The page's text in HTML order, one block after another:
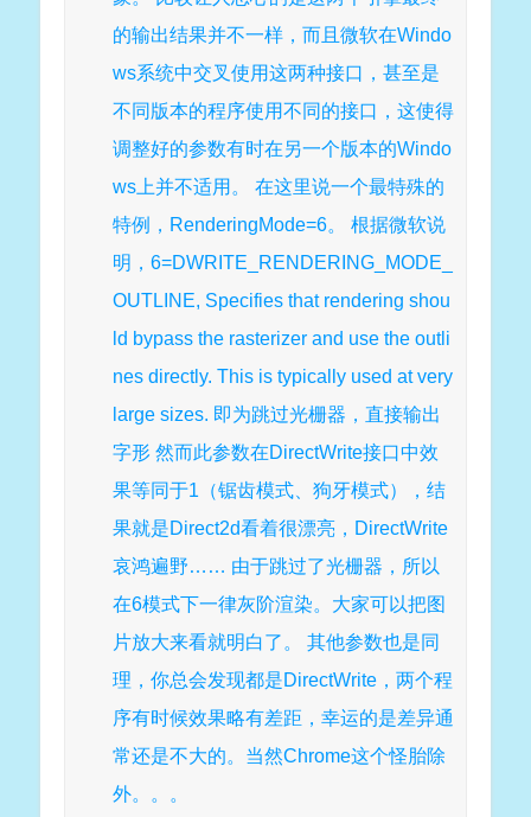
的输出结果并不一样，而且微软在Windo
ws系统中交叉使用这两种接口，甚至是
不同版本的程序使用不同的接口，这使得
调整好的参数有时在另一个版本的Windo
ws上并不适用。 在这里说一个最特殊的
特例，RenderingMode=6。 根据微软说
明，6=DWRITE_RENDERING_MODE_
OUTLINE, Specifies that rendering shou
ld bypass the rasterizer and use the outli
nes directly. This is typically used at very
large sizes. 即为跳过光栅器，直接输出
字形 然而此参数在DirectWrite接口中效
果等同于1（锯齿模式、狗牙模式），结
果就是Direct2d看着很漂亮，DirectWrite
哀鸿遍野…… 由于跳过了光栅器，所以
在6模式下一律灰阶渲染。大家可以把图
片放大来看就明白了。 其他参数也是同
理，你总会发现都是DirectWrite，两个程
序有时候效果略有差距，幸运的是差异通
常还是不大的。当然Chrome这个怪胎除
外。。。